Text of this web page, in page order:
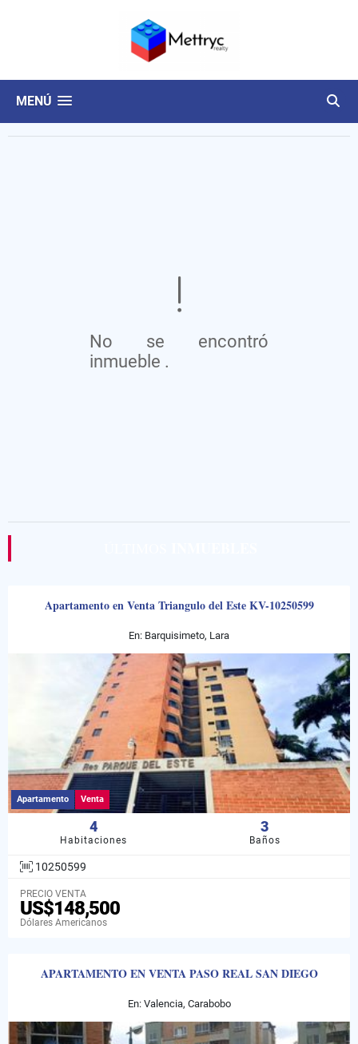
MENÚ
No se encontró
inmueble .
Apartamento en Venta Triangulo del Este KV-10250599
En: Barquisimeto, Lara
Apartamento Venta
4
Habitaciones
3
Baños
10250599
PRECIO VENTA
US$148,500
Dólares Americanos
APARTAMENTO EN VENTA PASO REAL SAN DIEGO
En: Valencia, Carabobo